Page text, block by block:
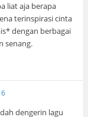
liat aja berapa
terinspirasi cinta
dengan berbagai
senang.
dengerin lagu